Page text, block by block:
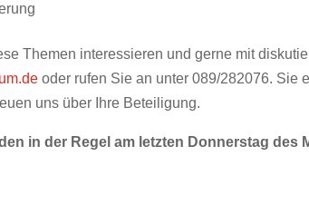
Themen interessieren und gerne mit
oder rufen Sie an unter 089/282076. Sie
uns über Ihre Beteiligung.
in der Regel am letzten Donnerstag des